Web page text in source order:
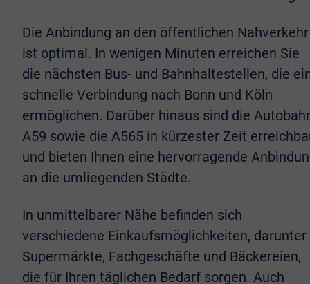
Die Anbindung an den öffentlichen Nahverkehr
ist optimal. In wenigen Minuten erreichen Sie
die nächsten Bus- und Bahnhaltestellen, die
schnelle Verbindung nach Bonn und Köln
ermöglichen. Darüber hinaus sind die
A59 sowie die A565 in kürzester Zeit
und bieten Ihnen eine hervorragende
an die umliegenden Städte.
In unmittelbarer Nähe befinden sich
verschiedene Einkaufsmöglichkeiten, darunter
Supermärkte, Fachgeschäfte und Bäckereien,
die für Ihren täglichen Bedarf sorgen. Auch